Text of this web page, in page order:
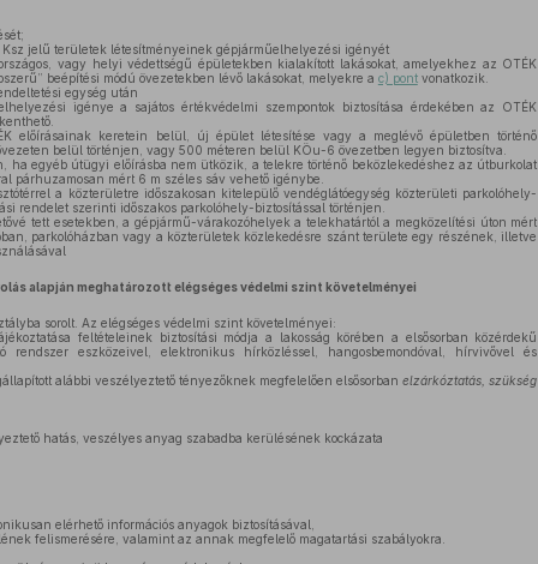
jelű területek létesítményeinek gépjárműelhelyezési igényét
vagy helyi védettségű épületekben kialakított lakásokat, amelyekhez az OTÉK
beépítési módú övezetekben lévő lakásokat, melyekre a c) pontvonatkozik.
egység után
igénye a sajátos értékvédelmi szempontok biztosítása érdekében az OTÉK
előírásainak keretein belül, új épület létesítése vagy a meglévő épületben történő
belül történjen, vagy 500 méteren belül KÖu-6 övezetben legyen biztosítva.
ha egyéb útügyi előírásba nem ütközik, a telekre történő beközlekedéshez az útburkolat
párhuzamosan mért 6 m széles sáv vehető igénybe.
a közterületre időszakosan kitelepülő vendéglátóegység közterületi parkolóhely-
rendelet szerinti időszakos parkolóhely-biztosítással történjen.
tett esetekben, a gépjármű-várakozóhelyek a telekhatártól a megközelítési úton mért
parkolóházban vagy a közterületek közlekedésre szánt területe egy részének, illetve
alapján meghatározott elégséges védelmi szint követelményei
sorolt. Az elégséges védelmi szint követelményei:
feltételeinek biztosítási módja a lakosság körében a elsősorban közérdekű
rendszer eszközeivel, elektronikus hírközléssel, hangosbemondóval, hírvivővel és
alábbi veszélyeztető tényezőknek megfelelően elsősorbanelzárkóztatás, szükség
hatás, veszélyes anyag szabadba kerülésének kockázata
elérhető információs anyagok biztosításával,
felismerésére, valamint az annak megfelelő magatartási szabályokra.